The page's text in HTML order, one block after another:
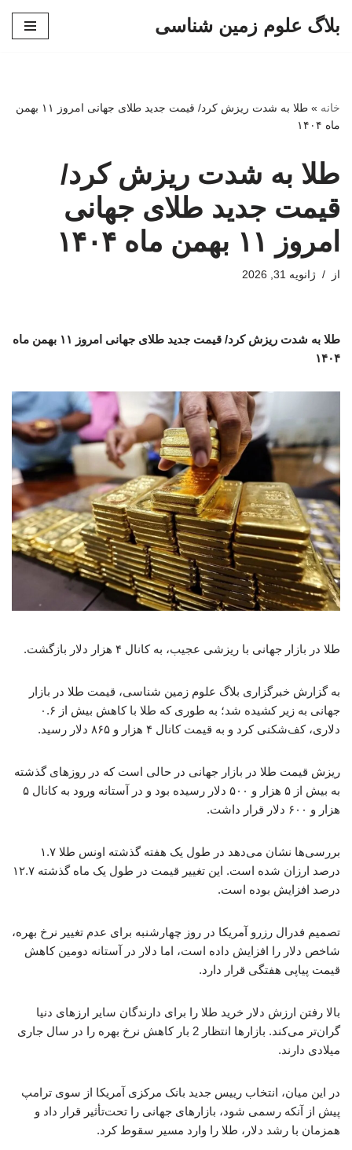
بلاگ علوم زمین شناسی
خانه »
طلا به شدت ریزش کرد/ قیمت جدید طلای جهانی امروز ۱۱ بهمن
ماه ۱۴۰۴
طلا به شدت ریزش کرد/
قیمت جدید طلای جهانی
امروز ۱۱ بهمن ماه ۱۴۰۴
از ژانویه 31, 2026
طلا به شدت ریزش کرد/ قیمت جدید طلای جهانی امروز ۱۱ بهمن ماه
۱۴۰۴
طلا در بازار جهانی با ریزشی عجیب، به کانال ۴ هزار دلار بازگشت.
به گزارش خبرگزاری بلاگ علوم زمین شناسی، قیمت طلا در بازار
جهانی به زیر کشیده شد؛ به طوری که طلا با کاهش بیش از ۰.۶
دلاری، کف‌شکنی کرد و به قیمت کانال ۴ هزار و ۸۶۵ دلار رسید.
ریزش قیمت طلا در بازار جهانی در حالی است که در روزهای گذشته
به بیش از ۵ هزار و ۵۰۰ دلار رسیده بود و در آستانه ورود به کانال ۵
هزار و ۶۰۰ دلار قرار داشت.
بررسی‌ها نشان می‌دهد در طول یک هفته گذشته اونس طلا ۱.۷
درصد ارزان شده است. این تغییر قیمت در طول یک ماه گذشته ۱۲.۷
درصد افزایش بوده است.
تصمیم فدرال رزرو آمریکا در روز چهارشنبه برای عدم تغییر نرخ بهره،
شاخص دلار را افزایش داده است، اما دلار در آستانه دومین کاهش
قیمت پیاپی هفتگی قرار دارد.
بالا رفتن ارزش دلار خرید طلا را برای دارندگان سایر ارزهای دنیا
گران‌تر می‌کند. بازارها انتظار 2 بار کاهش نرخ بهره را در سال جاری
میلادی دارند.
در این میان، انتخاب رییس جدید بانک مرکزی آمریکا از سوی ترامپ
پیش از آنکه رسمی شود، بازارهای جهانی را تحت‌تأثیر قرار داد و
همزمان با رشد دلار، طلا را وارد مسیر سقوط کرد.